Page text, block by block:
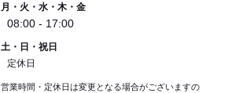
月・火・水・木・金
08:00 - 17:00
土・日・祝日
定休日
営業時間・定休日は変更となる場合がございますの